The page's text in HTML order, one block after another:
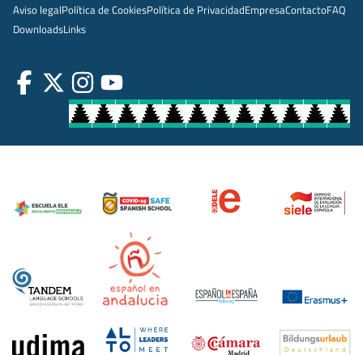
Aviso legalPolítica de CookiesPolítica de PrivacidadEmpresaContactoFAQ
DownloadsLinks